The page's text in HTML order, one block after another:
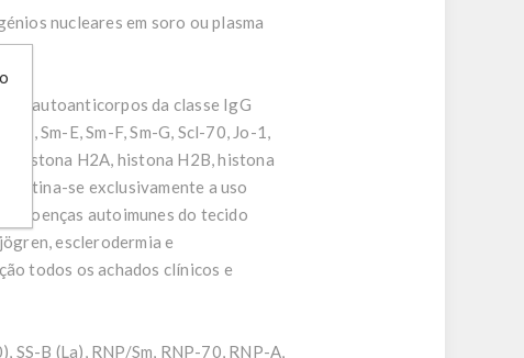
nucleares em soro ou plasma
de autoanticorpos da classe IgG
D, Sm-E, Sm-F, Sm-G, Scl-70, Jo-1,
histona H2A, histona H2B, histona
se exclusivamente a uso
doenças autoimunes do tecido
esclerodermia e
todos os achados clínicos e
B (La), RNP/Sm, RNP-70, RNP-A,